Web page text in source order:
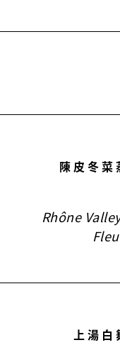
陳皮冬菜
Rhône
上湯白